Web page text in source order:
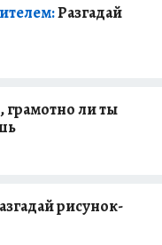
Разгадай
грамотно ли ты
рисунок-